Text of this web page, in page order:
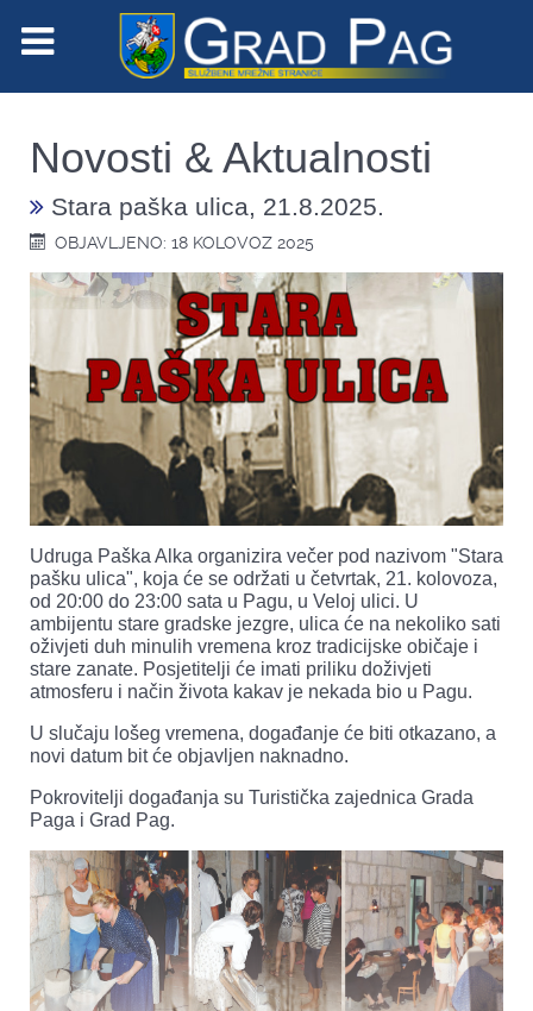
Novosti & Aktualnosti
Stara paška ulica, 21.8.2025.
OBJAVLJENO: 18 KOLOVOZ 2025
Udruga Paška Alka organizira večer pod nazivom "Stara
pašku ulica", koja će se održati u četvrtak, 21. kolovoza,
od 20:00 do 23:00 sata u Pagu, u Veloj ulici. U
ambijentu stare gradske jezgre, ulica će na nekoliko sati
oživjeti duh minulih vremena kroz tradicijske običaje i
stare zanate. Posjetitelji će imati priliku doživjeti
atmosferu i način života kakav je nekada bio u Pagu.
U slučaju lošeg vremena, događanje će biti otkazano, a
novi datum bit će objavljen naknadno.
Pokrovitelji događanja su Turistička zajednica Grada
Paga i Grad Pag.